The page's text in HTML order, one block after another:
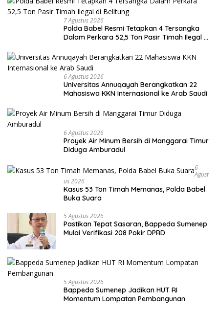
7 Agustus 2026
Polda Babel Resmi Tetapkan 4 Tersangka
Dalam Perkara 52,5 Ton Pasir Timah Ilegal di
6 Agustus 2026
Universitas Annuqayah Berangkatkan 22
Mahasiswa KKN Internasional ke Arab Saudi
6 Agustus 2026
Proyek Air Minum Bersih di Manggarai Timur
Diduga Amburadul
6
Agust
Us 2026
Kasus 53 Ton Timah Memanas, Polda Babel
Buka Suara
5 Agustus 2026
Pastikan Tepat Sasaran, Bappeda Sumenep
Mulai Verifikasi 208 Pokir DPRD
5 Agustus 2026
Bappeda Sumenep Jadikan HUT RI
Momentum Lompatan Pembangunan